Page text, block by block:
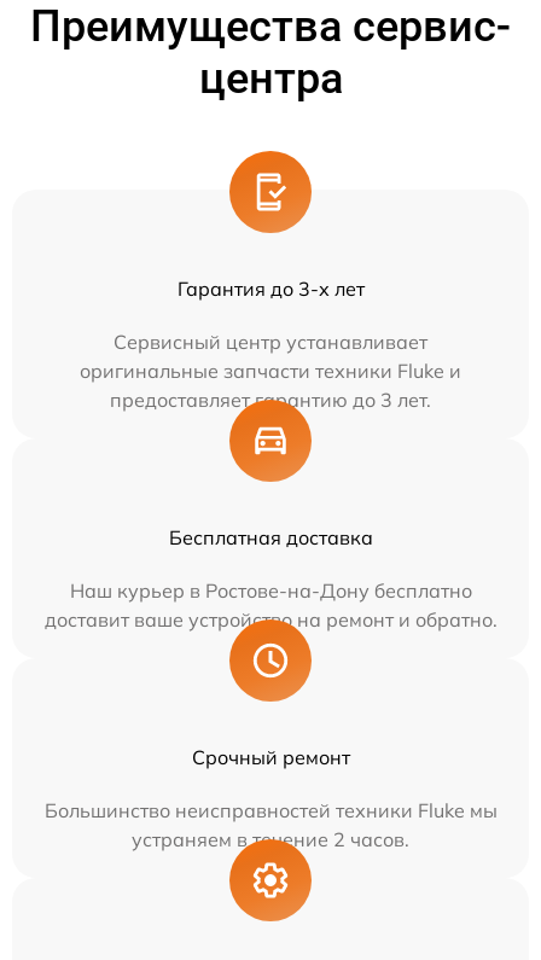
Преимущества сервис-
центра
Гарантия до 3-х лет
Сервисный центр устанавливает
оригинальные запчасти техники Fluke и
предоставляет гарантию до 3 лет.
Бесплатная доставка
Наш курьер в Ростове-на-Дону бесплатно
доставит ваше устройство на ремонт и обратно.
Срочный ремонт
Большинство неисправностей техники Fluke мы
устраняем в течение 2 часов.